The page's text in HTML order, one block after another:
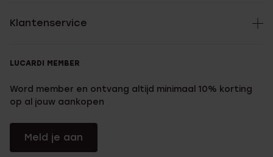
Klantenservice
LUCARDI MEMBER
Word member en ontvang altijd minimaal 10% korting
op al jouw aankopen
Meld je aan